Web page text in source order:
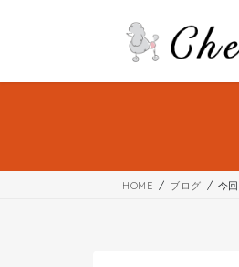
ッ
移
HOME ブログ 今